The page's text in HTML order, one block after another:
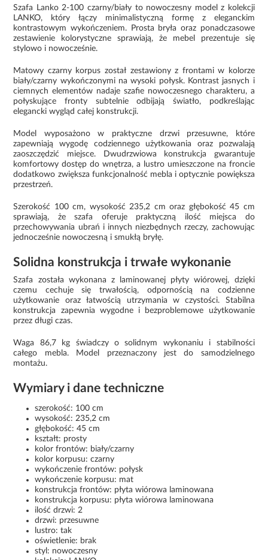
Szafa Lanko 2-100 czarny/biały to nowoczesny model z kolekcji
LANKO, który łączy minimalistyczną formę z eleganckim
kontrastowym wykończeniem. Prosta bryła oraz ponadczasowe
zestawienie kolorystyczne sprawiają, że mebel prezentuje się
stylowo i nowocześnie.
Matowy czarny korpus został zestawiony z frontami w kolorze
biały/czarny wykończonymi na wysoki połysk. Kontrast jasnych i
ciemnych elementów nadaje szafie nowoczesnego charakteru, a
połyskujące fronty subtelnie odbijają światło, podkreślając
elegancki wygląd całej konstrukcji.
Model wyposażono w praktyczne drzwi przesuwne, które
zapewniają wygodę codziennego użytkowania oraz pozwalają
zaoszczędzić miejsce. Dwudrzwiowa konstrukcja gwarantuje
komfortowy dostęp do wnętrza, a lustro umieszczone na froncie
dodatkowo zwiększa funkcjonalność mebla i optycznie powiększa
przestrzeń.
Szerokość 100 cm, wysokość 235,2 cm oraz głębokość 45 cm
sprawiają, że szafa oferuje praktyczną ilość miejsca do
przechowywania ubrań i innych niezbędnych rzeczy, zachowując
jednocześnie nowoczesną i smukłą bryłę.
Solidna konstrukcja i trwałe wykonanie
Szafa została wykonana z laminowanej płyty wiórowej, dzięki
czemu cechuje się trwałością, odpornością na codzienne
użytkowanie oraz łatwością utrzymania w czystości. Stabilna
konstrukcja zapewnia wygodne i bezproblemowe użytkowanie
przez długi czas.
Waga 86,7 kg świadczy o solidnym wykonaniu i stabilności
całego mebla. Model przeznaczony jest do samodzielnego
montażu.
Wymiary i dane techniczne
szerokość: 100 cm
wysokość: 235,2 cm
głębokość: 45 cm
kształt: prosty
kolor frontów: biały/czarny
kolor korpusu: czarny
wykończenie frontów: połysk
wykończenie korpusu: mat
konstrukcja frontów: płyta wiórowa laminowana
konstrukcja korpusu: płyta wiórowa laminowana
ilość drzwi: 2
drzwi: przesuwne
lustro: tak
oświetlenie: brak
styl: nowoczesny